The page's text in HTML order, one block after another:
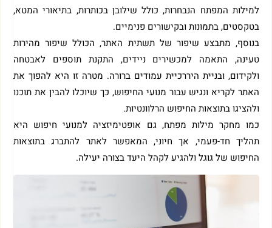
למילות המפתח הנבחרות, כולל שילובן בכותרות, בתיאורי המטא,
בטקסטים, בתמונות ובקישורים פנימיים.
בנוסף, מתבצע שיפור של תשתית האתר, הכולל שיפור מהירות
טעינה, התאמה למכשירים ניידים, התקנת תוספים לאבטחה
ולקידום, ובניית היררכיית עמודים ברורה. מטרה זו היא להפוך את
האתר לקריא ונגיש עבור מנועי החיפוש, כך שיוכלו להבין את תוכנו
ולהציגו בתוצאות החיפוש הרלוונטיות.
כמו מחקר מילות מפתח, גם אופטימיזציה למנועי חיפוש היא
תהליך חד-פעמי, אך חיוני, המאפשר לאתר להתברג בתוצאות
החיפוש של גוגל ולהגיע לקהל היעד בצורה יעילה.